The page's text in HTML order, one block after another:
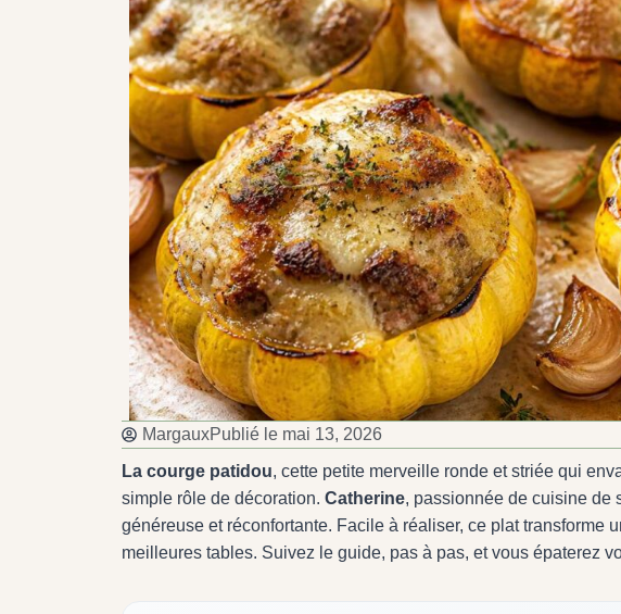
MargauxPublié le mai 13, 2026
La courge patidou, cette petite merveille ronde et striée qui
simple rôle de décoration. Catherine, passionnée de cuisine de
généreuse et réconfortante. Facile à réaliser, ce plat transforme
meilleures tables. Suivez le guide, pas à pas, et vous épaterez